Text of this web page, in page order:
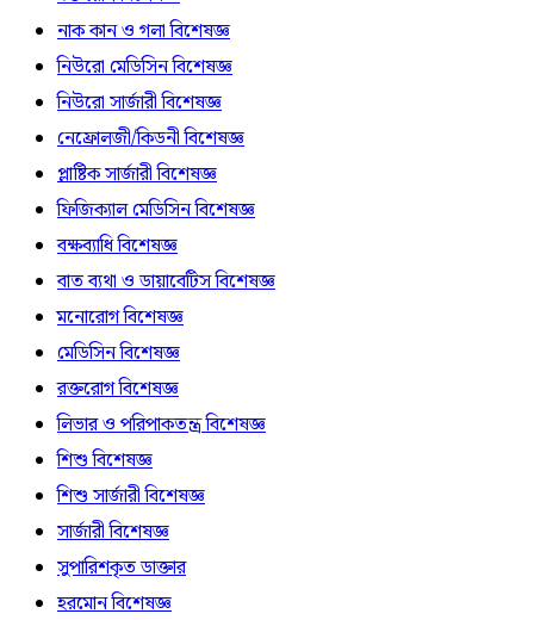
নাক কান ও গলা বিশেষজ্ঞ
নিউরো মেডিসিন বিশেষজ্ঞ
নিউরো সার্জারী বিশেষজ্ঞ
নেফ্রোলজী/কিডনী বিশেষজ্ঞ
প্লাষ্টিক সার্জারী বিশেষজ্ঞ
ফিজিক্যাল মেডিসিন বিশেষজ্ঞ
বক্ষব্যাধি বিশেষজ্ঞ
বাত ব্যথা ও ডায়াবেটিস বিশেষজ্ঞ
মনোরোগ বিশেষজ্ঞ
মেডিসিন বিশেষজ্ঞ
রক্তরোগ বিশেষজ্ঞ
লিভার ও পরিপাকতন্ত্র বিশেষজ্ঞ
শিশু বিশেষজ্ঞ
শিশু সার্জারী বিশেষজ্ঞ
সার্জারী বিশেষজ্ঞ
সুপারিশকৃত ডাক্তার
হরমোন বিশেষজ্ঞ